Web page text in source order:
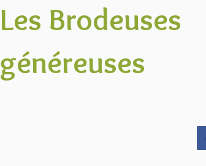
Les Brodeuses
généreuses